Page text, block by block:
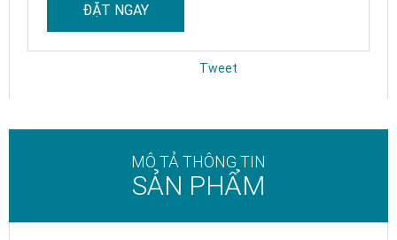
ĐẶT NGAY
Tweet
MÔ TẢ THÔNG TIN
SẢN PHẨM